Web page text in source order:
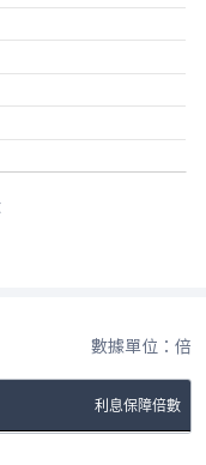
數據單位：倍
利息保障倍數